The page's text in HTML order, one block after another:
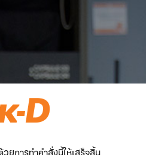
ยการทำคำสั่งนี้ให้เสร็จสิ้น